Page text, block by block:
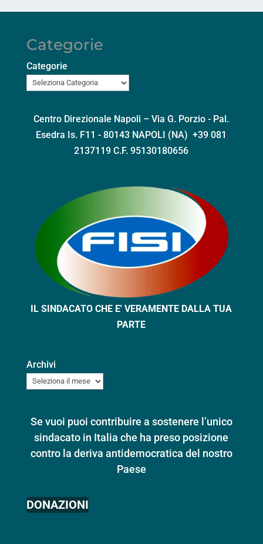
Categorie
Categorie
Centro Direzionale Napoli – Via G. Porzio - Pal.
Esedra Is. F11 - 80143 NAPOLI (NA) +39 081
2137119 C.F. 95130180656
IL SINDACATO CHE E' VERAMENTE DALLA TUA
PARTE
Archivi
Se vuoi puoi contribuire a sostenere l’unico
sindacato in Italia che ha preso posizione
contro la deriva antidemocratica del nostro
Paese
DONAZIONI